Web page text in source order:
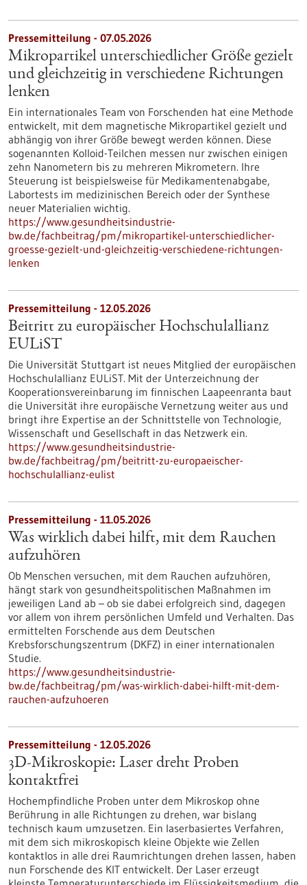
Pressemitteilung - 07.05.2026
Mikropartikel unterschiedlicher Größe gezielt
und gleichzeitig in verschiedene Richtungen
lenken
Ein internationales Team von Forschenden hat eine Methode
entwickelt, mit dem magnetische Mikropartikel gezielt und
abhängig von ihrer Größe bewegt werden können. Diese
sogenannten Kolloid-Teilchen messen nur zwischen einigen
zehn Nanometern bis zu mehreren Mikrometern. Ihre
Steuerung ist beispielsweise für Medikamentenabgabe,
Labortests im medizinischen Bereich oder der Synthese
neuer Materialien wichtig.
https://www.gesundheitsindustrie-
bw.de/fachbeitrag/pm/mikropartikel-unterschiedlicher-
groesse-gezielt-und-gleichzeitig-verschiedene-richtungen-
lenken
Pressemitteilung - 12.05.2026
Beitritt zu europäischer Hochschulallianz
EULiST
Die Universität Stuttgart ist neues Mitglied der europäischen
Hochschulallianz EULiST. Mit der Unterzeichnung der
Kooperationsvereinbarung im finnischen Laapeenranta baut
die Universität ihre europäische Vernetzung weiter aus und
bringt ihre Expertise an der Schnittstelle von Technologie,
Wissenschaft und Gesellschaft in das Netzwerk ein.
https://www.gesundheitsindustrie-
bw.de/fachbeitrag/pm/beitritt-zu-europaeischer-
hochschulallianz-eulist
Pressemitteilung - 11.05.2026
Was wirklich dabei hilft, mit dem Rauchen
aufzuhören
Ob Menschen versuchen, mit dem Rauchen aufzuhören,
hängt stark von gesundheitspolitischen Maßnahmen im
jeweiligen Land ab – ob sie dabei erfolgreich sind, dagegen
vor allem von ihrem persönlichen Umfeld und Verhalten. Das
ermittelten Forschende aus dem Deutschen
Krebsforschungszentrum (DKFZ) in einer internationalen
Studie.
https://www.gesundheitsindustrie-
bw.de/fachbeitrag/pm/was-wirklich-dabei-hilft-mit-dem-
rauchen-aufzuhoeren
Pressemitteilung - 12.05.2026
3D-Mikroskopie: Laser dreht Proben
kontaktfrei
Hochempfindliche Proben unter dem Mikroskop ohne
Berührung in alle Richtungen zu drehen, war bislang
technisch kaum umzusetzen. Ein laserbasiertes Verfahren,
mit dem sich mikroskopisch kleine Objekte wie Zellen
kontaktlos in alle drei Raumrichtungen drehen lassen, haben
nun Forschende des KIT entwickelt. Der Laser erzeugt